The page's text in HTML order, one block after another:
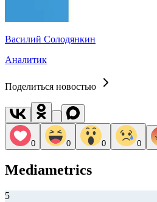
Василий Солодянкин
Аналитик
Поделиться новостью
0 0 0 0
Mediametrics
5